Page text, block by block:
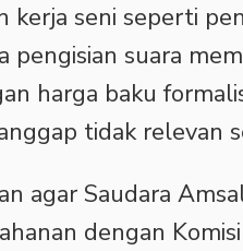
kerja seni seperti
pengisian suara
harga baku
tidak relevan
agar Saudara
dengan